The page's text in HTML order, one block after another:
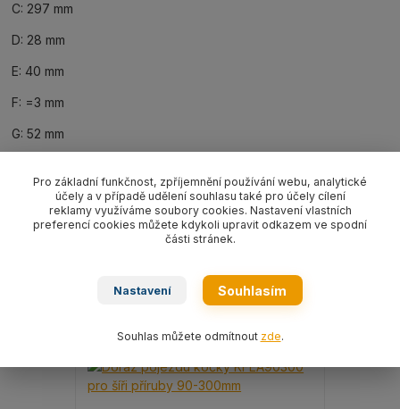
C: 297 mm
D: 28 mm
E: 40 mm
F: =3 mm
G: 52 mm
Související zboží 1
Pro základní funkčnost, zpříjemnění používání webu, analytické
účely a v případě udělení souhlasu také pro účely cílení
reklamy využíváme soubory cookies. Nastavení vlastních
preferencí cookies můžete kdykoli upravit odkazem ve spodní
části stránek.
Nastavení Souhlasím
Souhlas můžete odmítnout zde.